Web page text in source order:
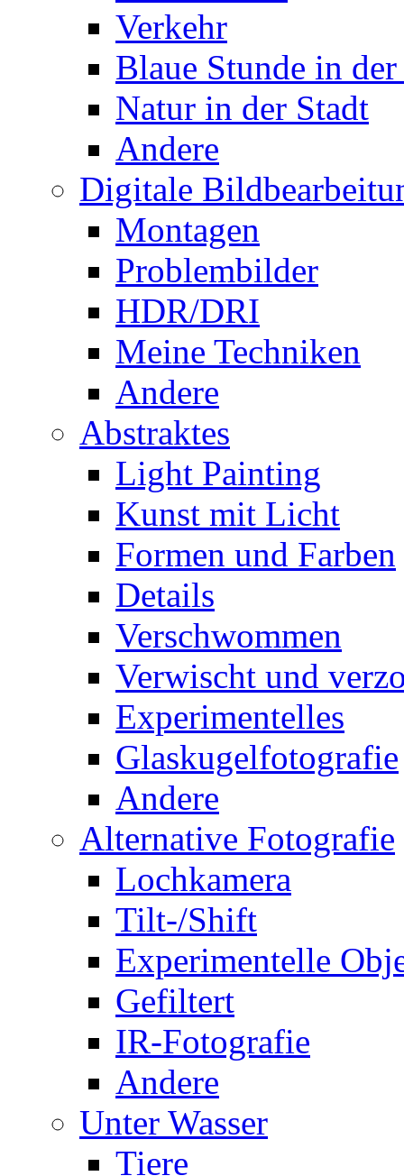
Verkehr
Blaue Stunde in
Natur in der Stadt
Andere
Digitale
Montagen
Problembilder
HDR/DRI
Meine Techniken
Andere
Abstraktes
Light Painting
Kunst mit Licht
Formen und Farben
Details
Verschwommen
Verwischt und
Experimentelles
Glaskugelfotografie
Andere
Alternative Fotografie
Lochkamera
Tilt-/Shift
Experimentelle
Gefiltert
IR-Fotografie
Andere
Unter Wasser
Tiere